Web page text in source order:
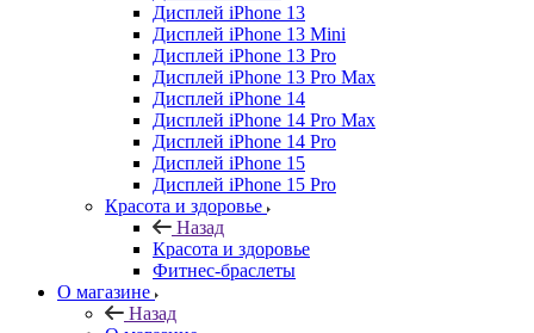
Дисплей iPhone 13
Дисплей iPhone 13 Mini
Дисплей iPhone 13 Pro
Дисплей iPhone 13 Pro Max
Дисплей iPhone 14
Дисплей iPhone 14 Pro Max
Дисплей iPhone 14 Pro
Дисплей iPhone 15
Дисплей iPhone 15 Pro
Красота и здоровье
Назад
Красота и здоровье
Фитнес-браслеты
О магазине
Назад